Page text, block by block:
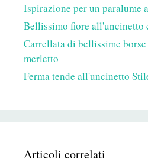
Ispirazione per un paralume
Bellissimo fiore all'uncinetto
Carrellata di bellissime
merletto
Ferma tende all'uncinetto
Articoli correlati